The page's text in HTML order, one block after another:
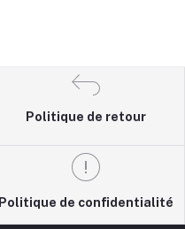
Politique de retour
Politique de confidentialité